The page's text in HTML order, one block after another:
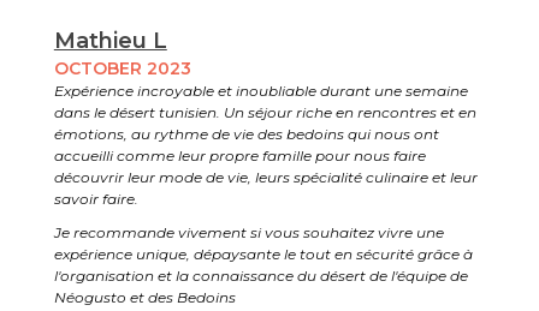
Mathieu L
OCTOBER 2023
Expérience incroyable et inoubliable durant une semaine
dans le désert tunisien. Un séjour riche en rencontres et en
émotions, au rythme de vie des bedoins qui nous ont
accueilli comme leur propre famille pour nous faire
découvrir leur mode de vie, leurs spécialité culinaire et leur
savoir faire.
Je recommande vivement si vous souhaitez vivre une
expérience unique, dépaysante le tout en sécurité grâce à
l'organisation et la connaissance du désert de l'équipe de
Néogusto et des Bedoins